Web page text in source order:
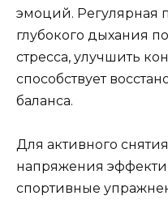
эмоций. Регулярная
глубокого дыхания
стресса, улучшить
способствует
баланса.
Для активного
напряжения
спортивные